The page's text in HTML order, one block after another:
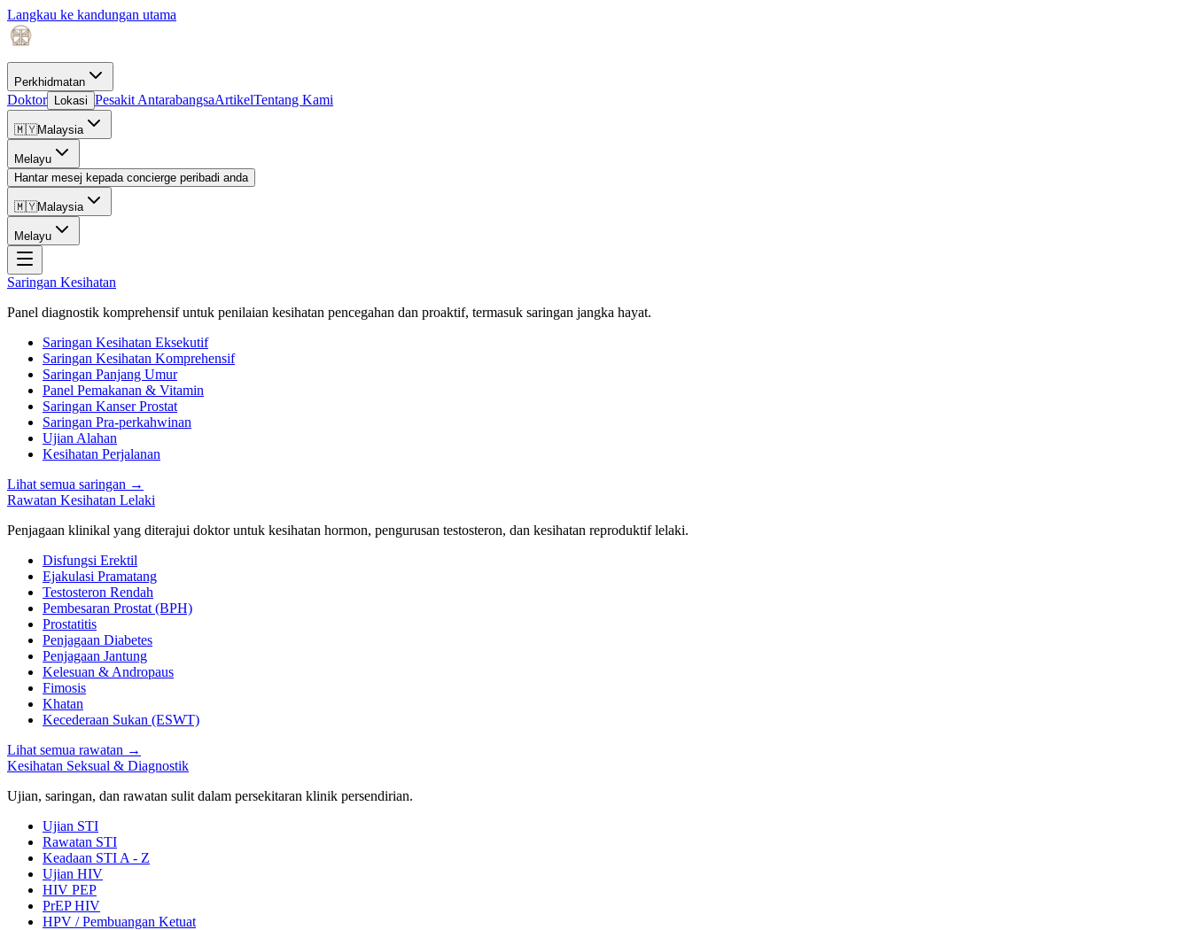
Langkau ke kandungan utama
Perkhidmatan
Doktor Lokasi Pesakit AntarabangsaArtikelTentang Kami
🇲🇾Malaysia
Melayu
Hantar mesej kepada concierge peribadi anda
🇲🇾Malaysia
Melayu
Saringan Kesihatan
Panel diagnostik komprehensif untuk penilaian kesihatan pencegahan dan proaktif, termasuk saringan jangka hayat.
Saringan Kesihatan Eksekutif
Saringan Kesihatan Komprehensif
Saringan Panjang Umur
Panel Pemakanan & Vitamin
Saringan Kanser Prostat
Saringan Pra-perkahwinan
Ujian Alahan
Kesihatan Perjalanan
Lihat semua saringan →
Rawatan Kesihatan Lelaki
Penjagaan klinikal yang diterajui doktor untuk kesihatan hormon, pengurusan testosteron, dan kesihatan reproduktif lelaki.
Disfungsi Erektil
Ejakulasi Pramatang
Testosteron Rendah
Pembesaran Prostat (BPH)
Prostatitis
Penjagaan Diabetes
Penjagaan Jantung
Kelesuan & Andropaus
Fimosis
Khatan
Kecederaan Sukan (ESWT)
Lihat semua rawatan →
Kesihatan Seksual & Diagnostik
Ujian, saringan, dan rawatan sulit dalam persekitaran klinik persendirian.
Ujian STI
Rawatan STI
Keadaan STI A - Z
Ujian HIV
HIV PEP
PrEP HIV
HPV / Pembuangan Ketuat